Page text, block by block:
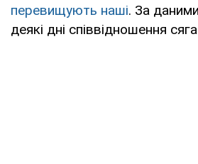
перевищують наші. За
деякі дні співвідношення